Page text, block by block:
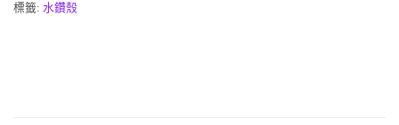
標籤: 水鑽殼